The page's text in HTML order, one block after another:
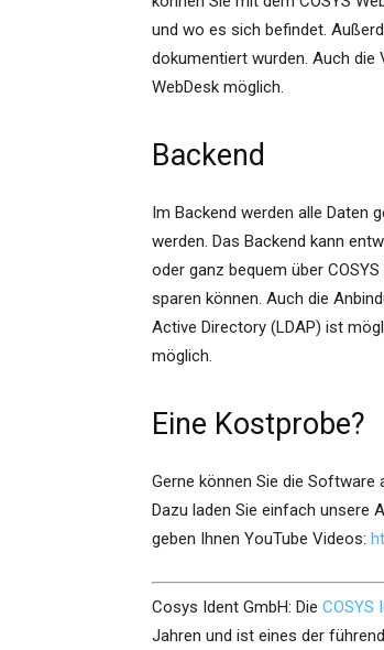
und wo es sich befindet.
dokumentiert wurden. Auch die
WebDesk möglich.
Backend
Im Backend werden alle Daten
werden. Das Backend kann
oder ganz bequem über COSYS
sparen können. Auch die
Active Directory (LDAP) ist
möglich.
Eine Kostprobe?
Gerne können Sie die
Dazu laden Sie einfach unsere
geben Ihnen YouTube Videos:
Cosys Ident GmbH: Die COSYS
Jahren und ist eines der